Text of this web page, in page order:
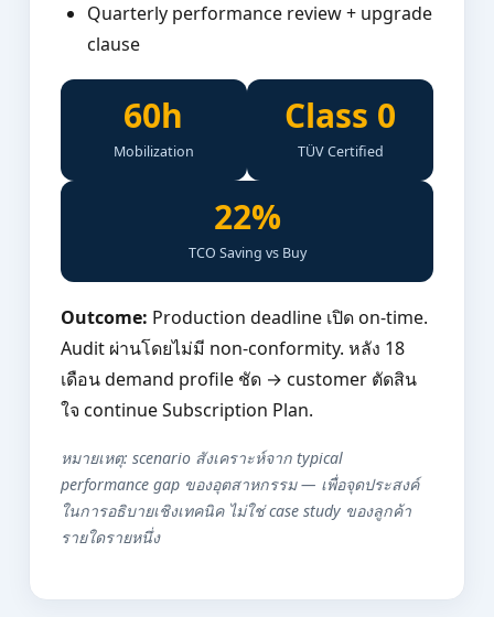
Quarterly performance review + upgrade
clause
60h
Mobilization
Class 0
TÜV Certified
22%
TCO Saving vs Buy
Outcome: Production deadline เปิด on-time.
Audit ผ่านโดยไม่มี non-conformity. หลัง 18
เดือน demand profile ชัด → customer ตัดสิน
ใจ continue Subscription Plan.
หมายเหตุ: scenario สังเคราะห์จาก typical
performance gap ของอุตสาหกรรม — เพื่อจุดประสงค์
ในการอธิบายเชิงเทคนิค ไม่ใช่ case study ของลูกค้า
รายใดรายหนึ่ง